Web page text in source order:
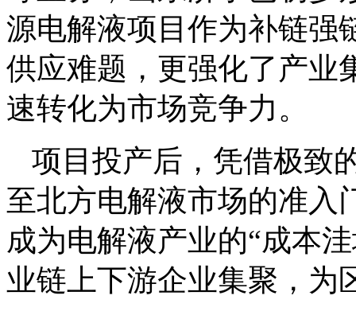
源电解液项目作为补链强
供应难题，更强化了产业
速转化为市场竞争力。
项目投产后，凭借极致
至北方电解液市场的准入
成为电解液产业的“成本
业链上下游企业集聚，为